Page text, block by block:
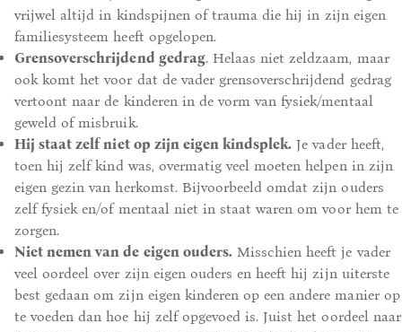
vrijwel altijd in kindspijnen of trauma die hij in zijn eigen
familiesysteem heeft opgelopen.
Grensoverschrijdend gedrag. Helaas niet zeldzaam, maar
ook komt het voor dat de vader grensoverschrijdend gedrag
vertoont naar de kinderen in de vorm van fysiek/mentaal
geweld of misbruik.
Hij staat zelf niet op zijn eigen kindsplek. Je vader heeft,
toen hij zelf kind was, overmatig veel moeten helpen in zijn
eigen gezin van herkomst. Bijvoorbeeld omdat zijn ouders
zelf fysiek en/of mentaal niet in staat waren om voor hem te
zorgen.
Niet nemen van de eigen ouders. Misschien heeft je vader
veel oordeel over zijn eigen ouders en heeft hij zijn uiterste
best gedaan om zijn eigen kinderen op een andere manier op
te voeden dan hoe hij zelf opgevoed is. Juist het oordeel naar